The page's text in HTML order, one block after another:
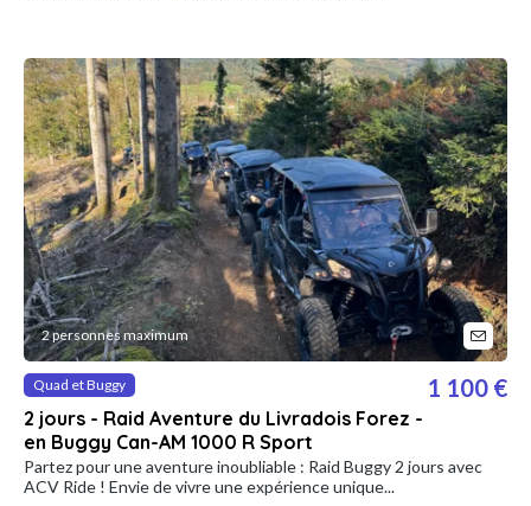
2 personnes maximum
Quad et Buggy
2 jours - Raid Aventure du Livradois Forez -
en Buggy Can-AM 1000 R Sport
1 100 €
Partez pour une aventure inoubliable : Raid Buggy 2 jours avec
ACV Ride ! Envie de vivre une expérience unique...